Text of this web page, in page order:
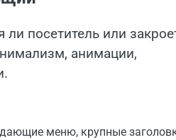
посетитель или
анимации,
меню, крупные